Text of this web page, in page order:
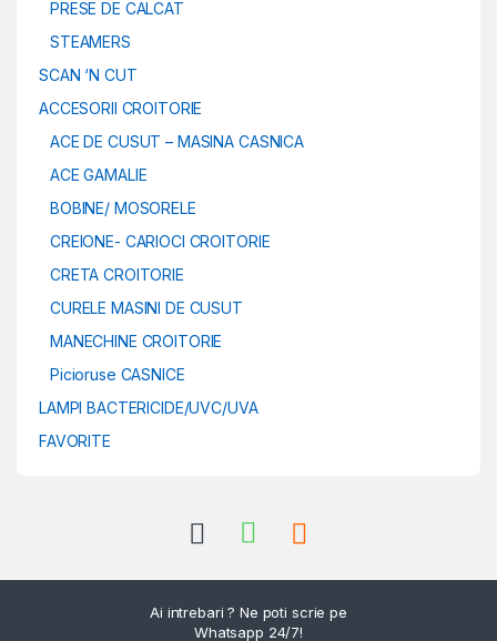
PRESE DE CALCAT
STEAMERS
SCAN ‘N CUT
ACCESORII CROITORIE
ACE DE CUSUT – MASINA CASNICA
ACE GAMALIE
BOBINE/ MOSORELE
CREIONE- CARIOCI CROITORIE
CRETA CROITORIE
CURELE MASINI DE CUSUT
MANECHINE CROITORIE
Picioruse CASNICE
LAMPI BACTERICIDE/UVC/UVA
FAVORITE
Ai intrebari ? Ne poti scrie pe
Whatsapp 24/7!